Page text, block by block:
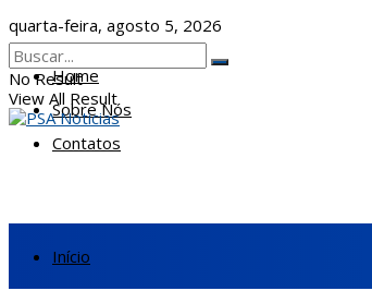
quarta-feira, agosto 5, 2026
Home
Sobre Nós
Contatos
No Result
View All Result
Início